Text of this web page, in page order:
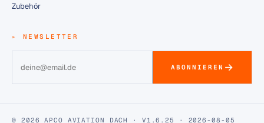
Zubehör
NEWSLETTER
ABONNIEREN
© 2026 APCO AVIATION DACH · V1.6.25 · 2026-08-05